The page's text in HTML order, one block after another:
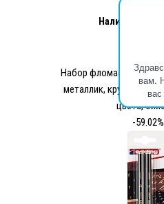
вам.
Наличие:
Набор фломастеров
металлик, круглый
цвета,
-59.02%